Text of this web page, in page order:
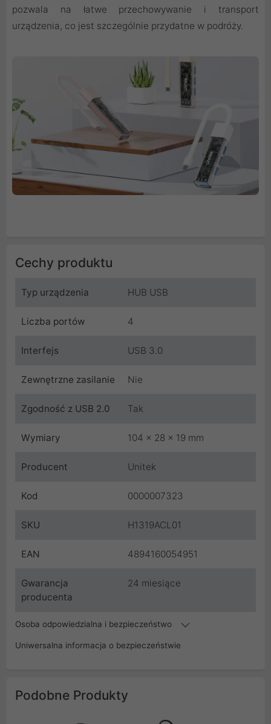
pozwala na łatwe przechowywanie i transport
urządzenia, co jest szczególnie przydatne w podróży.
Cechy produktu
Typ urządzenia HUB USB
Liczba portów 4
Interfejs USB 3.0
Zewnętrzne zasilanie Nie
Zgodność z USB 2.0 Tak
Wymiary 104 x 28 x 19 mm
Producent Unitek
Kod 0000007323
SKU H1319ACL01
EAN 4894160054951
Gwarancja
producenta
24 miesiące
Osoba odpowiedzialna i bezpieczeństwo
Uniwersalna informacja o bezpieczeństwie
Podobne Produkty